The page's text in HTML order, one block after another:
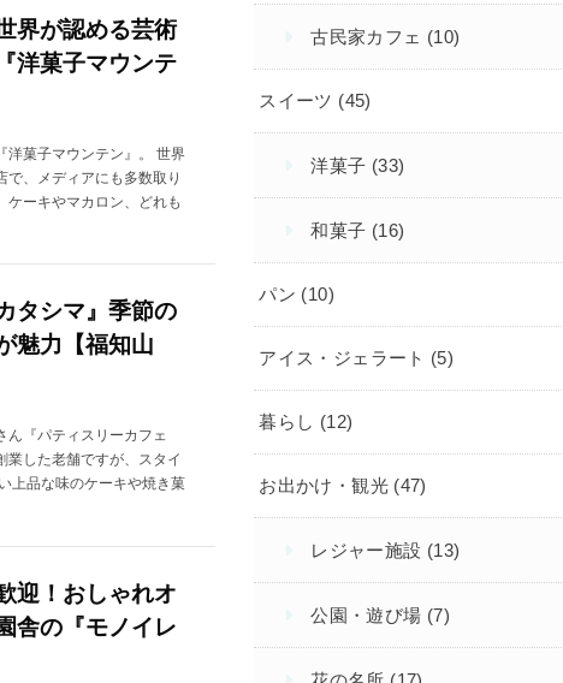
界が認める芸術
洋菓子マウンテ
洋菓子マウンテン』。 世界
で、メディアにも多数取り
ケーキやマカロン、どれも
タシマ』季節の
魅力【福知山
ん『パティスリーカフェ
業した老舗ですが、スタイ
上品な味のケーキや焼き菓
迎！おしゃれオ
舎の『モノイレ
古民家カフェ (10)
スイーツ (45)
洋菓子 (33)
和菓子 (16)
パン (10)
アイス・ジェラート (5)
暮らし (12)
お出かけ・観光 (47)
レジャー施設 (13)
公園・遊び場 (7)